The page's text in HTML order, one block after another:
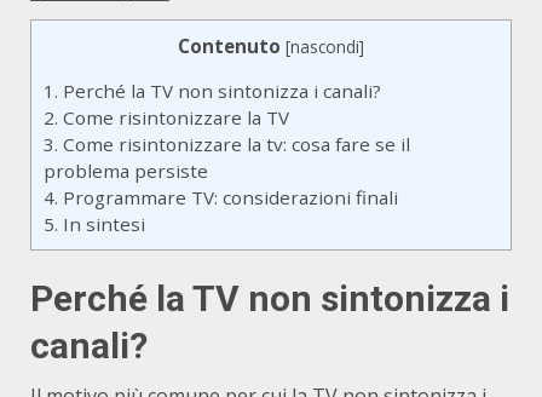
Contenuto [nascondi]
1. Perché la TV non sintonizza i canali?
2. Come risintonizzare la TV
3. Come risintonizzare la tv: cosa fare se il
problema persiste
4. Programmare TV: considerazioni finali
5. In sintesi
Perché la TV non sintonizza i
canali?